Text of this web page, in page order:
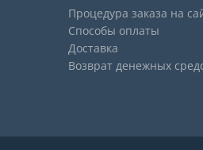
Процедура заказа на
Способы оплаты
Доставка
Возврат денежных